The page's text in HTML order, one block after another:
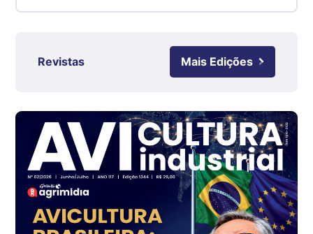
Ovo Branco - Regional
cx
Ovo Branco - Regional
Branco
R$ 144,99
cx
Ovo Vermelho - Regional
Grande São Paulo (SP)
Revistas Mais Edições